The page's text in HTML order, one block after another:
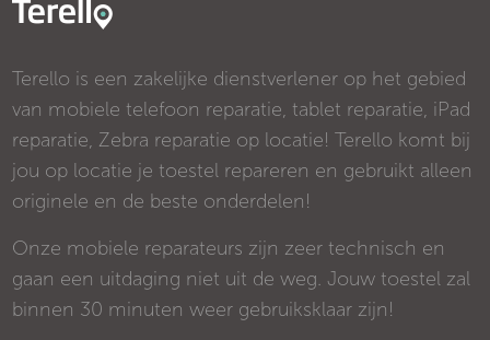
Terello is een zakelijke dienstverlener op het gebied
van mobiele telefoon reparatie, tablet reparatie, iPad
reparatie, Zebra reparatie op locatie! Terello komt bij
jou op locatie je toestel repareren en gebruikt alleen
originele en de beste onderdelen!
Onze mobiele reparateurs zijn zeer technisch en
gaan een uitdaging niet uit de weg. Jouw toestel zal
binnen 30 minuten weer gebruiksklaar zijn!